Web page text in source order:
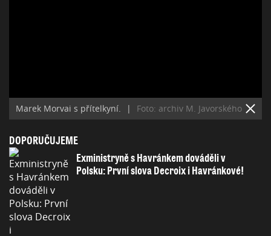
Marek Morvai s přítelkyní. | Foto: archiv M. Javorského
DOPORUČUJEME
Exministryně s Havránkem dováděli v
Polsku: První slova Decroix i Havránkové!